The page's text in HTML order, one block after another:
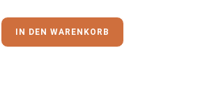
IN DEN WARENKORB